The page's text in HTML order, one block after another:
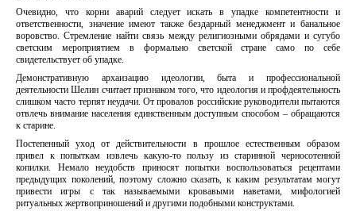
Очевидно, что корни аварий следует искать в упадке компетентности и
ответственности, значение имеют также бездарный менеджмент и банальное
воровство. Стремление найти связь между религиозными обрядами и сугубо
светским мероприятием в формально светской стране само по себе
свидетельствует об упадке.
Демонстративную архаизацию идеологии, быта и профессиональной
деятельности Шелин считает признаком того, что идеология и профдеятельность
слишком часто терпят неудачи. От провалов российские руководители пытаются
отвлечь внимание населения единственным доступным способом – обращаются
к старине.
Постепенный уход от действительности в прошлое естественным образом
привел к попыткам извлечь какую-то пользу из старинной черносотенной
копилки. Немало неудобств приносят попытки воспользоваться рецептами
предыдущих поколений, поэтому сложно сказать, к каким результатам могут
привести игры с так называемыми кровавыми наветами, мифологией
ритуальных жертвоприношений и другими подобными конструктами.